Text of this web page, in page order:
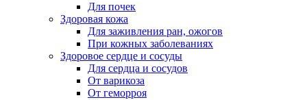
Для почек
Здоровая кожа
Для заживления ран, ожогов
При кожных заболеваниях
Здоровое сердце и сосуды
Для сердца и сосудов
От варикоза
От геморроя